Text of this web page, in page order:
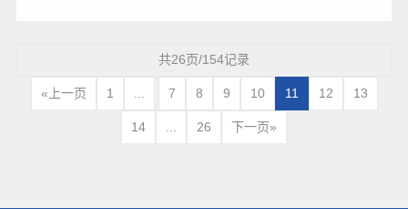
华、联发集团总经理庄学谦分别作了重要讲话。…
共26页/154记录
«上一页 1 7 8 9 10 11 12 13
14 26 下一页»